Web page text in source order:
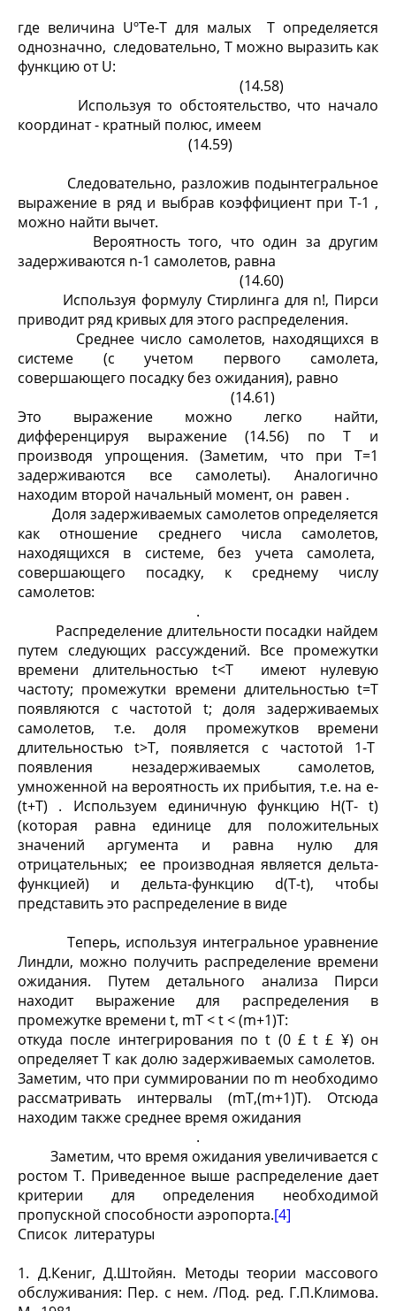
где величина UºTe-T для малых T определяется
однозначно, следовательно, T можно выразить как
функцию от U:
(14.58)
Используя то обстоятельство, что начало
координат - кратный полюс, имеем
(14.59)
Следовательно, разложив подынтегральное
выражение в ряд и выбрав коэффициент при T-1 ,
можно найти вычет.
Вероятность того, что один за другим
задерживаются n-1 самолетов, равна
(14.60)
Используя формулу Стирлинга для n!, Пирси
приводит ряд кривых для этого распределения.
Среднее число самолетов, находящихся в
системе (с учетом первого самолета,
совершающего посадку без ожидания), равно
(14.61)
Это выражение можно легко найти,
дифференцируя выражение (14.56) по T и
производя упрощения. (Заметим, что при T=1
задерживаются все самолеты). Аналогично
находим второй начальный момент, он равен .
Доля задерживаемых самолетов определяется
как отношение среднего числа самолетов,
находящихся в системе, без учета самолета,
совершающего посадку, к среднему числу
самолетов:
.
Распределение длительности посадки найдем
путем следующих рассуждений. Все промежутки
времени длительностью t<T имеют нулевую
частоту; промежутки времени длительностью t=T
появляются с частотой t; доля задерживаемых
самолетов, т.е. доля промежутков времени
длительностью t>T, появляется с частотой 1-T
появления незадерживаемых самолетов,
умноженной на вероятность их прибытия, т.е. на e-
(t+T) . Используем единичную функцию H(T- t)
(которая равна единице для положительных
значений аргумента и равна нулю для
отрицательных; ее производная является дельта-
функцией) и дельта-функцию d(T-t), чтобы
представить это распределение в виде
Теперь, используя интегральное уравнение
Линдли, можно получить распределение времени
ожидания. Путем детального анализа Пирси
находит выражение для распределения в
промежутке времени t, mT < t < (m+1)T:
откуда после интегрирования по t (0 £ t £ ¥) он
определяет T как долю задерживаемых самолетов.
Заметим, что при суммировании по m необходимо
рассматривать интервалы (mT,(m+1)T). Отсюда
находим также среднее время ожидания
.
Заметим, что время ожидания увеличивается с
ростом T. Приведенное выше распределение дает
критерии для определения необходимой
пропускной способности аэропорта.[4]
Список литературы
1. Д.Кениг, Д.Штойян. Методы теории массового
обслуживания: Пер. с нем. /Под. ред. Г.П.Климова.